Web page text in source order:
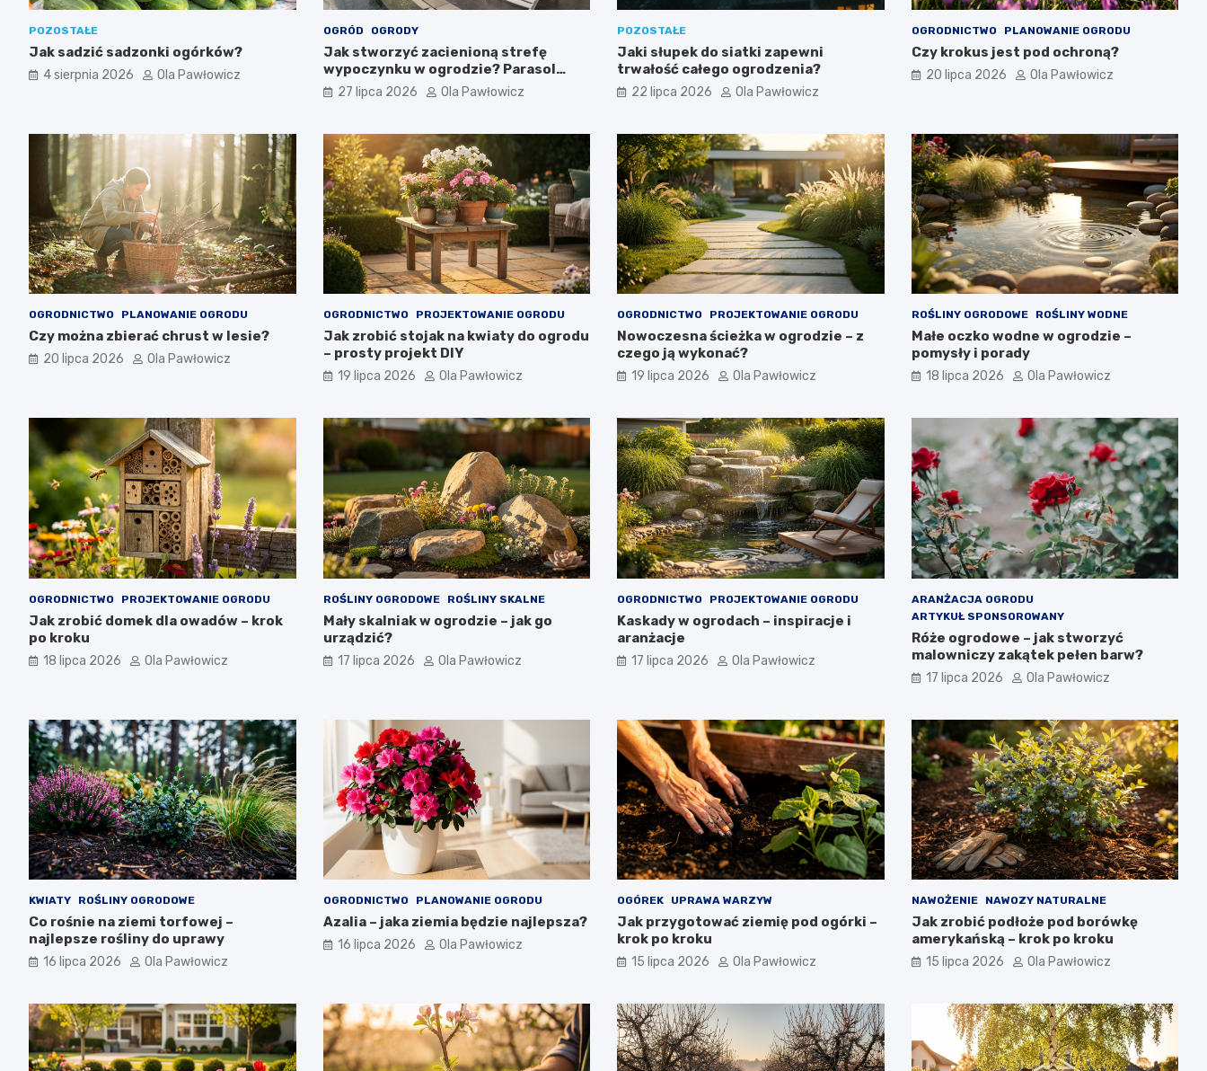
POZOSTAŁE
Jak sadzić sadzonki ogórków?
4 sierpnia 2026 Ola Pawłowicz
OGRÓD OGRODY
Jak stworzyć zacienioną strefę
wypoczynku w ogrodzie? Parasol
ogrodowy w praktyce
27 lipca 2026 Ola Pawłowicz
POZOSTAŁE
Jaki słupek do siatki zapewni
trwałość całego ogrodzenia?
22 lipca 2026 Ola Pawłowicz
OGRODNICTWO PLANOWANIE OGRODU
Czy krokus jest pod ochroną?
20 lipca 2026 Ola Pawłowicz
OGRODNICTWO PLANOWANIE OGRODU
Czy można zbierać chrust w lesie?
20 lipca 2026 Ola Pawłowicz
OGRODNICTWO PROJEKTOWANIE OGRODU
Jak zrobić stojak na kwiaty do ogrodu
– prosty projekt DIY
19 lipca 2026 Ola Pawłowicz
OGRODNICTWO PROJEKTOWANIE OGRODU
Nowoczesna ścieżka w ogrodzie – z
czego ją wykonać?
19 lipca 2026 Ola Pawłowicz
ROŚLINY OGRODOWE ROŚLINY WODNE
Małe oczko wodne w ogrodzie –
pomysły i porady
18 lipca 2026 Ola Pawłowicz
OGRODNICTWO PROJEKTOWANIE OGRODU
Jak zrobić domek dla owadów – krok
po kroku
18 lipca 2026 Ola Pawłowicz
ROŚLINY OGRODOWE ROŚLINY SKALNE
Mały skalniak w ogrodzie – jak go
urządzić?
17 lipca 2026 Ola Pawłowicz
OGRODNICTWO PROJEKTOWANIE OGRODU
Kaskady w ogrodach – inspiracje i
aranżacje
17 lipca 2026 Ola Pawłowicz
ARANŻACJA OGRODU
ARTYKUŁ SPONSOROWANY
Róże ogrodowe – jak stworzyć
malowniczy zakątek pełen barw?
17 lipca 2026 Ola Pawłowicz
KWIATY ROŚLINY OGRODOWE
Co rośnie na ziemi torfowej –
najlepsze rośliny do uprawy
16 lipca 2026 Ola Pawłowicz
OGRODNICTWO PLANOWANIE OGRODU
Azalia – jaka ziemia będzie najlepsza?
16 lipca 2026 Ola Pawłowicz
OGÓREK UPRAWA WARZYW
Jak przygotować ziemię pod ogórki –
krok po kroku
15 lipca 2026 Ola Pawłowicz
NAWOŻENIE NAWOZY NATURALNE
Jak zrobić podłoże pod borówkę
amerykańską – krok po kroku
15 lipca 2026 Ola Pawłowicz